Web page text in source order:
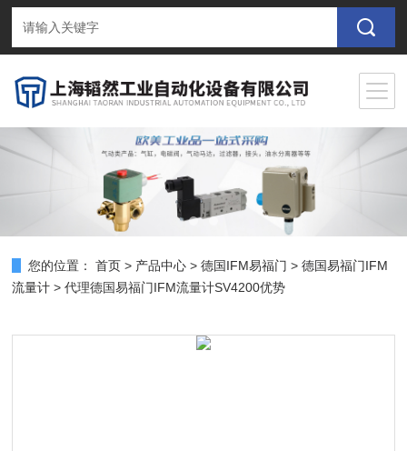
您的位置： 首页 > 产品中心 >德国IFM易福门 >德国易福门IFM
流量计 > 代理德国易福门IFM流量计SV4200优势